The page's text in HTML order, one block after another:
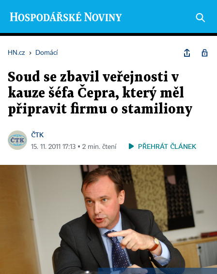
HN.cz › Domácí
Soud se zbavil veřejnosti v
kauze šéfa Čepra, který měl
připravit firmu o stamiliony
ČTK
15. 11. 2011 17:13 ▪ 2 min. čtení PŘEHRÁT ČLÁNEK